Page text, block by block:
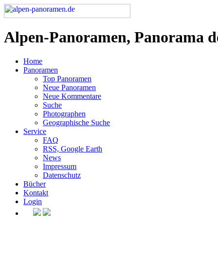
Alpen-Panoramen, Panorama
Home
Panoramen
Top Panoramen
Neue Panoramen
Neue Kommentare
Suche
Photographen
Geographische Suche
Service
FAQ
RSS, Google Earth
News
Impressum
Datenschutz
Bücher
Kontakt
Login